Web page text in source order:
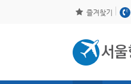
즐겨찾기